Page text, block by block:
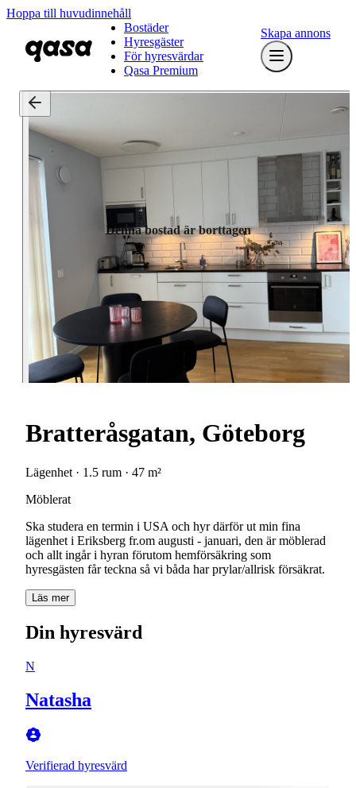
Hoppa till huvudinnehåll
Bostäder
Hyresgäster
För hyresvärdar
Qasa Premium
Skapa annons
Denna bostad är borttagen
Bratteråsgatan, Göteborg
Lägenhet · 1.5 rum · 47 m²
Möblerat
Ska studera en termin i USA och hyr därför ut min fina
lägenhet i Eriksberg fr.om augusti - januari, den är möblerad
och allt ingår i hyran förutom hemförsäkring som
hyresgästen får teckna så vi båda har prylar/allrisk försäkrat.
Läs mer
Din hyresvärd
N
Natasha
Verifierad hyresvärd